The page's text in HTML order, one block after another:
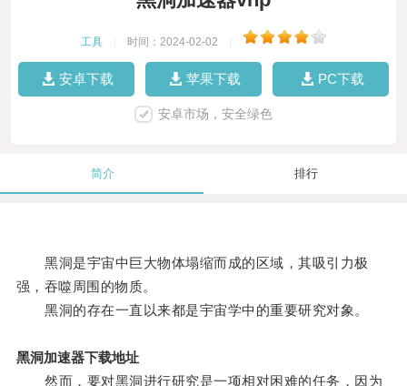
工具 时间：2024-02-02
安卓下载 苹果下载 PC下载
安卓市场，安全绿色
简介 排行
黑洞是宇宙中巨大物体塌缩而成的区域，其吸引力极
强，吞噬周围的物质。
黑洞的存在一直以来都是宇宙学中的重要研究对象。
黑洞加速器下载地址
然而，要对黑洞进行研究是一项相对困难的任务，因为